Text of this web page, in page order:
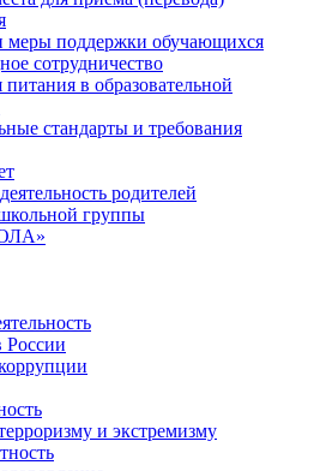
меры поддержки обучающихся
сотрудничество
в образовательной
стандарты и требования
родителей
группы
России
и экстремизму